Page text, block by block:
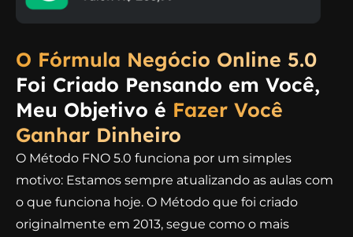
O Fórmula Negócio Online 5.0
Foi Criado Pensando em Você,
Meu Objetivo é Fazer Você
Ganhar Dinheiro
O Método FNO 5.0 funciona por um simples
motivo: Estamos sempre atualizando as aulas com
o que funciona hoje. O Método que foi criado
originalmente em 2013, segue como o mais